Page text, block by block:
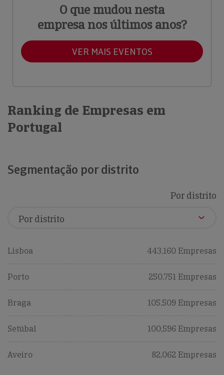
O que mudou nesta
empresa nos últimos anos?
VER MAIS EVENTOS
Ranking de Empresas em
Portugal
Segmentação por distrito
Por distrito
Lisboa 443,160 Empresas
Porto 250,751 Empresas
Braga 105,509 Empresas
Setúbal 100,596 Empresas
Aveiro 82,062 Empresas